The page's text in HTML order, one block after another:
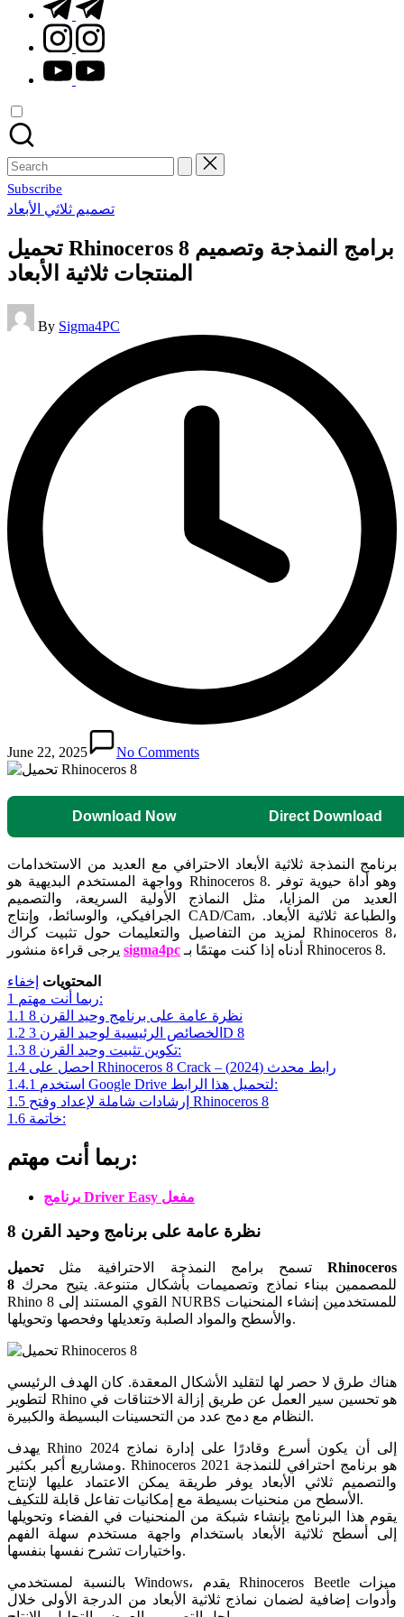
instagram.com
youtube.com
Search
for:
Subscribe
Posted
تصميم ثلاثي الأبعاد
تحميل Rhinoceros 8 برامج النمذجة وتصميم
المنتجات ثلاثية الأبعاد
Posted
by
By Sigma4PC
June 22, 2025 No Comments
Download Now Direct Download
برنامج النمذجة ثلاثية الأبعاد الاحترافي مع العديد من الاستخدامات
وواجهة المستخدم البديهية هو Rhinoceros 8. وهو أداة حيوية توفر
العديد من المزايا، مثل النماذج الأولية السريعة، والتصميم
الجرافيكي، والوسائط، وإنتاج CAD/Cam، والطباعة ثلاثية الأبعاد.
لمزيد من التفاصيل والتعليمات حول تثبيت كراك Rhinoceros 8،
sigma4pc أدناه إذا كنت مهتمًا بـ Rhinoceros 8.
المحتويات إخفاء
1
ربما أنت مهتم:
1.1
نظرة عامة على برنامج وحيد القرن 8
1.2
الخصائص الرئيسية لوحيد القرن 3D 8
1.3
تكوين تثبيت وحيد القرن 8:
1.4
احصل على Rhinoceros 8 Crack – رابط محدث (2024)
1.4.1
استخدم Google Drive لتحميل هذا الرابط:
1.5
إرشادات شاملة لإعداد وفتح Rhinoceros 8
1.6
خاتمة:
ربما أنت مهتم:
برنامج Driver Easy مفعل
نظرة عامة على برنامج وحيد القرن 8
تسمح برامج النمذجة الاحترافية مثلتحميل Rhinoceros
8
Rhino 8 القوي المستند إلى NURBS للمستخدمين إنشاء المنحنيات
والأسطح والمواد الصلبة وتعديلها وفحصها وتحويلها.
هناك طرق لا حصر لها لتقليد الأشكال المعقدة. كان الهدف الرئيسي
لتطوير Rhino هو تحسين سير العمل عن طريق إزالة الاختناقات في
النظام مع دمج عدد من التحسينات البسيطة والكبيرة.
يهدف Rhino 2024 إلى أن يكون أسرع وقادرًا على إدارة نماذج
ومشاريع أكبر بكثير. Rhinoceros 2021 هو برنامج احترافي للنمذجة
والتصميم ثلاثي الأبعاد يوفر طريقة يمكن الاعتماد عليها لإنتاج
الأسطح من منحنيات بسيطة مع إمكانيات تفاعل قابلة للتكيف.
يقوم هذا البرنامج بإنشاء شبكة من المنحنيات في الفضاء وتحويلها
إلى أسطح ثلاثية الأبعاد باستخدام واجهة مستخدم سهلة الفهم
واختيارات تشرح نفسها بنفسها.
بالنسبة لمستخدمي Windows، يقدم Rhinoceros Beetle ميزات
وأدوات إضافية لضمان نماذج ثلاثية الأبعاد من الدرجة الأولى خلال